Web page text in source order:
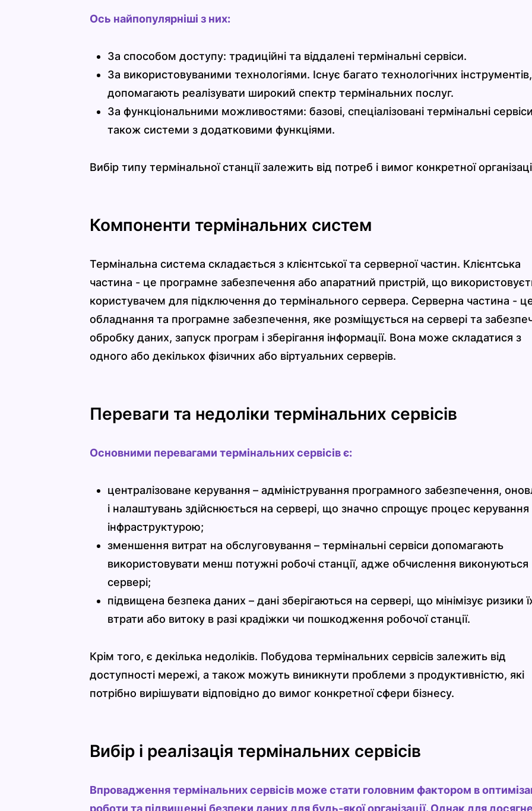
Ось найпопулярніші з них:
За способом доступу: традиційні та віддалені термінальні сервіси.
За використовуваними технологіями. Існує багато технологічних інструментів,
допомагають реалізувати широкий спектр термінальних послуг.
За функціональними можливостями: базові, спеціалізовані термінальні
також системи з додатковими функціями.
Вибір типу термінальної станції залежить від потреб і вимог конкретної
Компоненти термінальних систем
Термінальна система складається з клієнтської та серверної частин. Клієнтська
частина - це програмне забезпечення або апаратний пристрій, що
користувачем для підключення до термінального сервера. Серверна частина -
обладнання та програмне забезпечення, яке розміщується на сервері та
обробку даних, запуск програм і зберігання інформації. Вона може складатися з
одного або декількох фізичних або віртуальних серверів.
Переваги та недоліки термінальних сервісів
Основними перевагами термінальних сервісів є:
централізоване керування – адміністрування програмного забезпечення,
і налаштувань здійснюється на сервері, що значно спрощує процес керування
інфраструктурою;
зменшення витрат на обслуговування – термінальні сервіси допомагають
використовувати менш потужні робочі станції, адже обчислення виконуються
сервері;
підвищена безпека даних – дані зберігаються на сервері, що мінімізує ризики
втрати або витоку в разі крадіжки чи пошкодження робочої станції.
Крім того, є декілька недоліків. Побудова термінальних сервісів залежить від
доступності мережі, а також можуть виникнути проблеми з продуктивністю, які
потрібно вирішувати відповідно до вимог конкретної сфери бізнесу.
Вибір і реалізація термінальних сервісів
Впровадження термінальних сервісів може стати головним фактором в
роботи та підвищенні безпеки даних для будь-якої організації. Однак для